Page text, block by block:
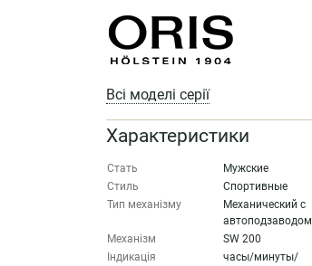
Всі моделі серії
Характеристики
Стать
Мужские
Стиль
Спортивные
Тип механізму
Механический с
автоподзаводом
Механізм
SW 200
Індикація
часы/минуты/